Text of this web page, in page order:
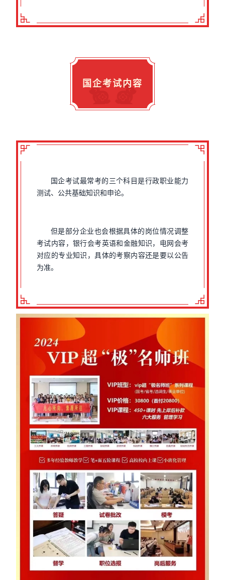
国企考试内容
国企考试最常考的三个科目是行政职业能力
测试、公共基础知识和申论。
但是部分企业也会根据具体的岗位情况调整
考试内容，银行会考英语和金融知识，电网会考
对应的专业知识，具体的考察内容还是要以公告
为准。